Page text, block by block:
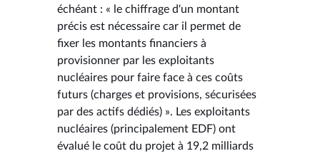
échéant : « le chiffrage d'un montant
précis est nécessaire car il permet de
fixer les montants financiers à
provisionner par les exploitants
nucléaires pour faire face à ces coûts
futurs (charges et provisions, sécurisées
par des actifs dédiés) ». Les exploitants
nucléaires (principalement EDF) ont
évalué le coût du projet à 19,2 milliards